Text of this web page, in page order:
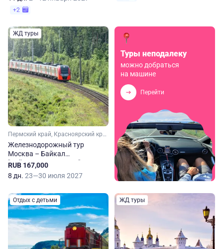
+2
ЖД туры
Пермский край, Красноярский край, Новосибирская область, Свердловская область, Иркутская область, Байкал, Урал, Сибирь
Железнодорожный тур
Москва – Байкал
"Байкальская сказка"
RUB 167,000
8 дн. 23—30 июля 2027
Туры неподалеку
можно добраться
на машине
Перейти
Отдых с детьми ЖД туры